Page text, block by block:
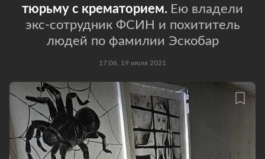
тюрьму с крематорием. Ею владели
экс-сотрудник ФСИН и похититель
людей по фамилии Эскобар
17:06, 19 июля 2021